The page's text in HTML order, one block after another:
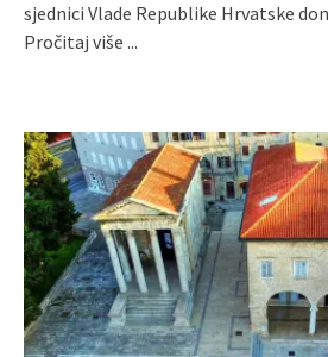
sjednici Vlade Republike Hrvatske
Pročitaj više ...